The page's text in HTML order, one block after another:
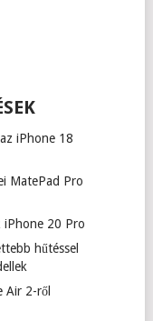
iPhone 18
MatePad Pro
iPhone 20 Pro
hűtéssel
Air 2-ről